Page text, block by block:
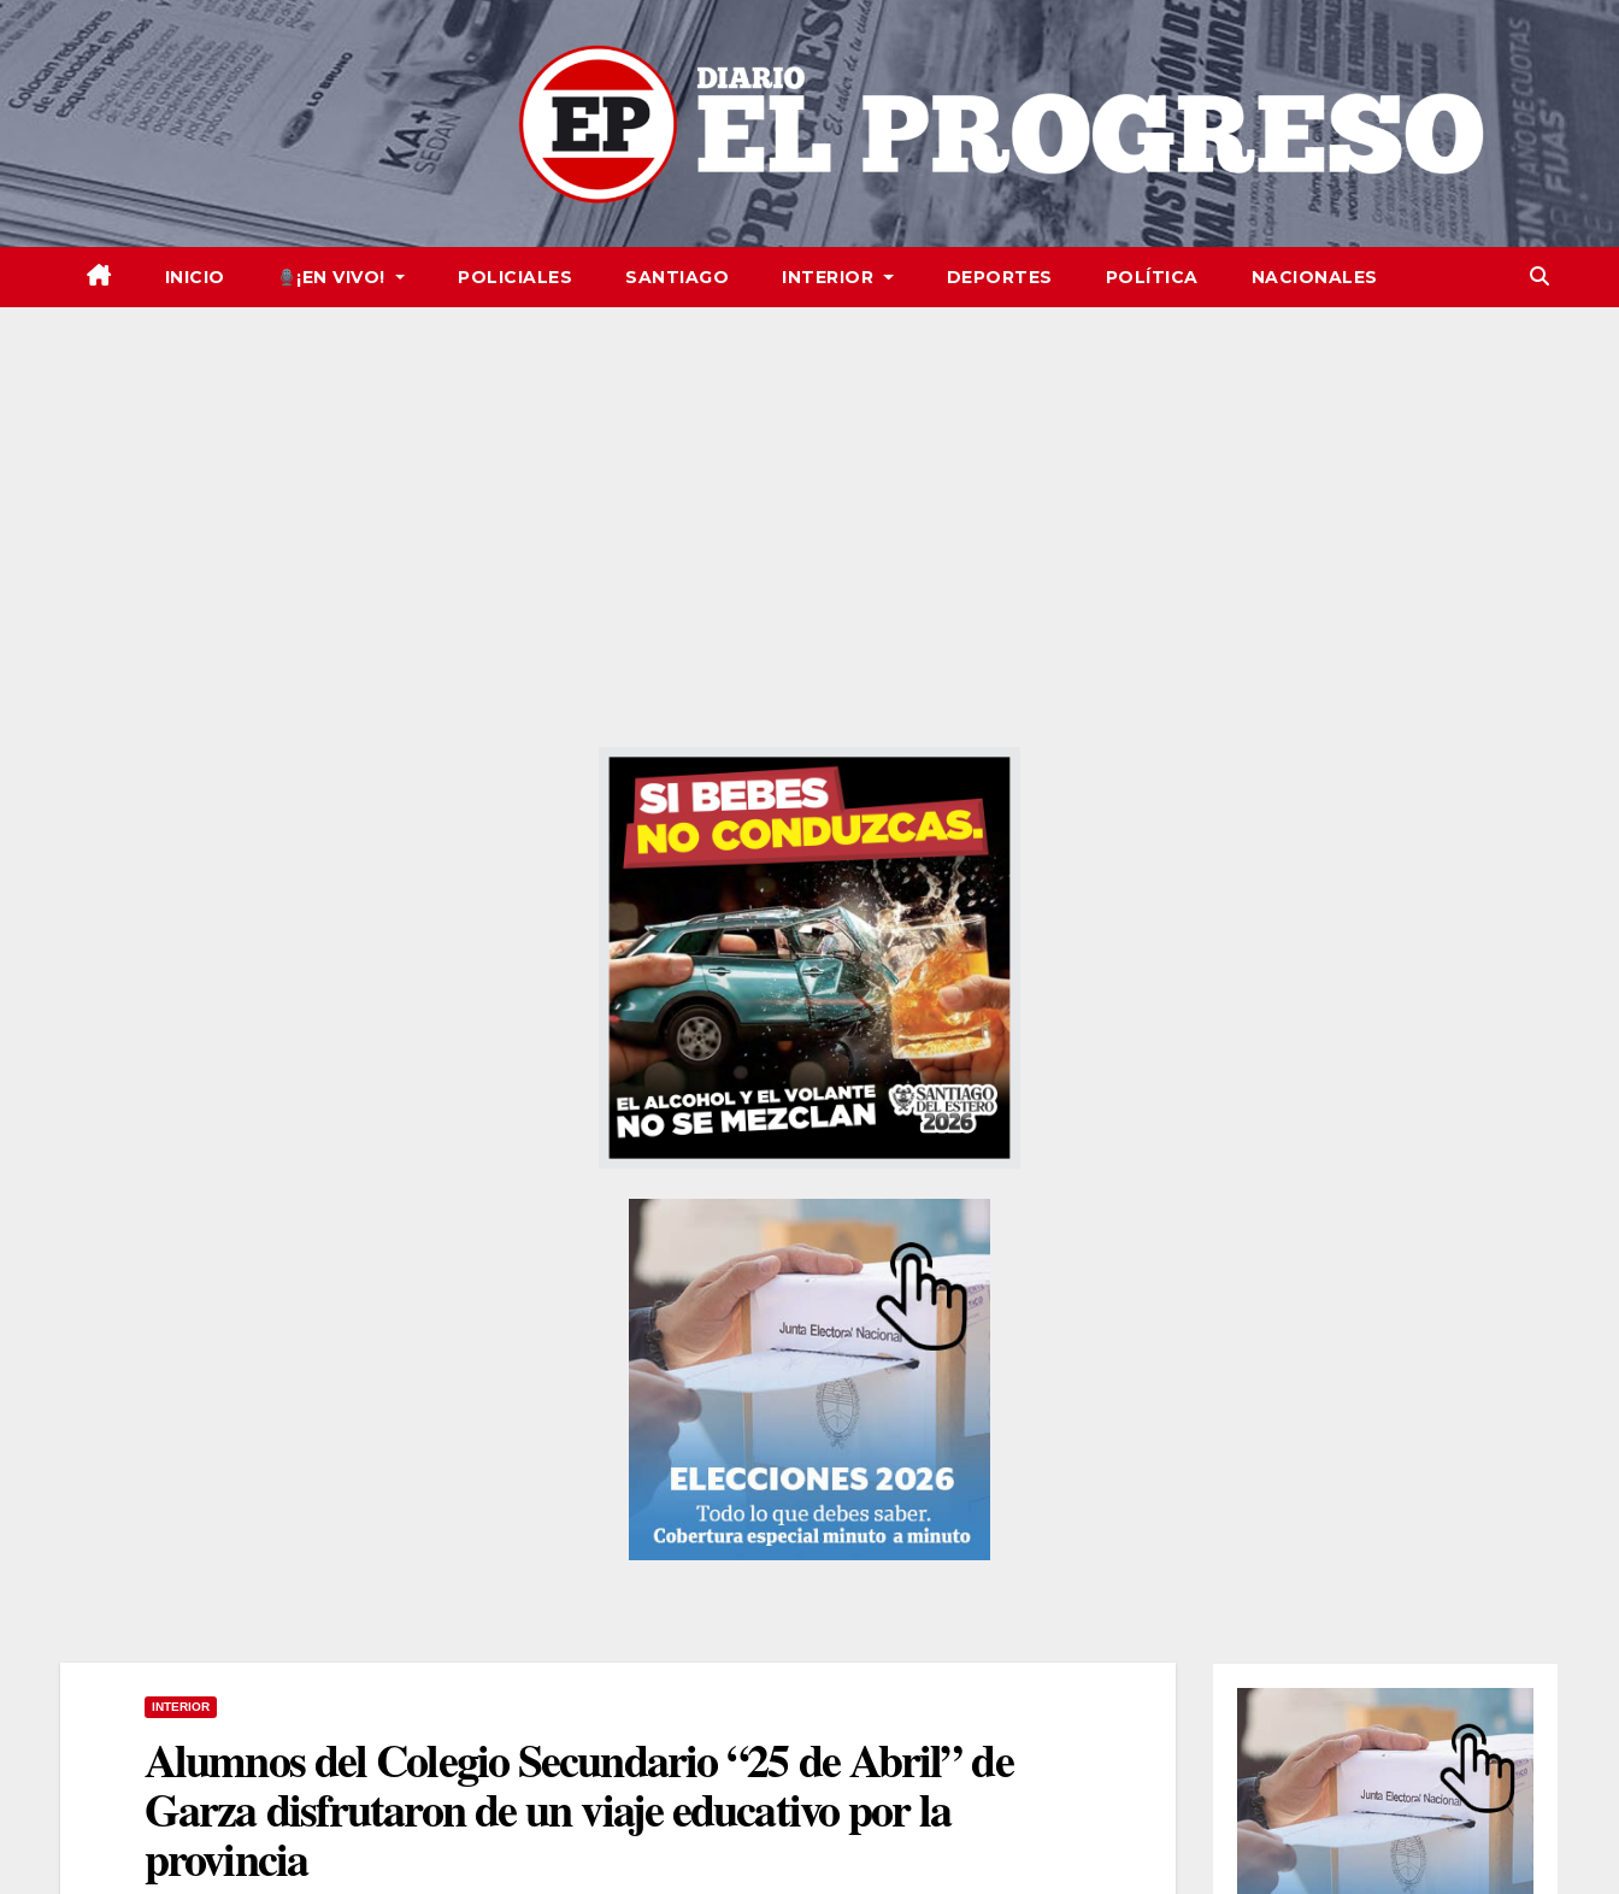
Skip
to
content
INICIO ¡EN VIVO! POLICIALES SANTIAGO INTERIOR DEPORTES POLÍTICA NACIONALES
INTERIOR
Alumnos del Colegio Secundario “25 de Abril” de
Garza disfrutaron de un viaje educativo por la
provincia